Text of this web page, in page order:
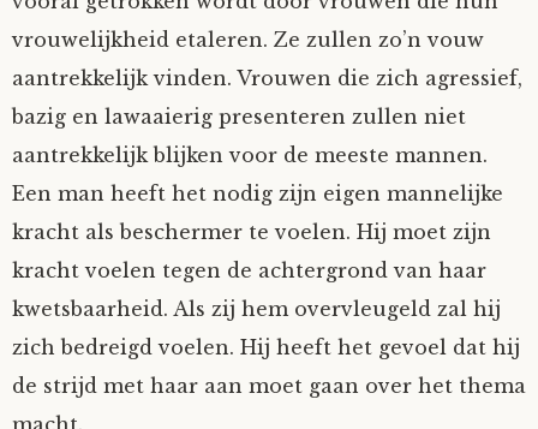
vrouwelijkheid etaleren. Ze zullen zo’n vouw
aantrekkelijk vinden. Vrouwen die zich agressief,
bazig en lawaaierig presenteren zullen niet
aantrekkelijk blijken voor de meeste mannen.
Een man heeft het nodig zijn eigen mannelijke
kracht als beschermer te voelen. Hij moet zijn
kracht voelen tegen de achtergrond van haar
kwetsbaarheid. Als zij hem overvleugeld zal hij
zich bedreigd voelen. Hij heeft het gevoel dat hij
de strijd met haar aan moet gaan over het thema
macht.